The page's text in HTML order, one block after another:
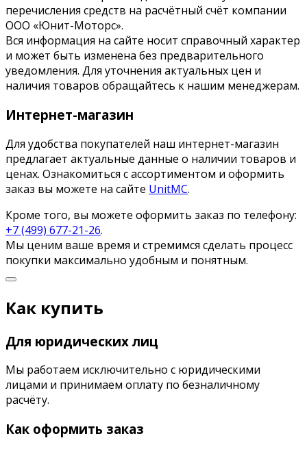
перечисления средств на расчётный счёт компании
ООО «Юнит-Моторс».
Вся информация на сайте носит справочный характер
и может быть изменена без предварительного
уведомления. Для уточнения актуальных цен и
наличия товаров обращайтесь к нашим менеджерам.
Интернет-магазин
Для удобства покупателей наш интернет-магазин
предлагает актуальные данные о наличии товаров и
ценах. Ознакомиться с ассортиментом и оформить
заказ вы можете на сайте UnitMC.
Кроме того, вы можете оформить заказ по телефону:
+7 (499) 677-21-26.
Мы ценим ваше время и стремимся сделать процесс
покупки максимально удобным и понятным.
Как купить
Для юридических лиц
Мы работаем исключительно с юридическими
лицами и принимаем оплату по безналичному
расчёту.
Как оформить заказ